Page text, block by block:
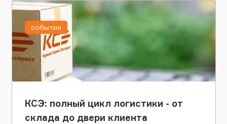
КСЭ: полный цикл логистики - от
склада до двери клиента
события